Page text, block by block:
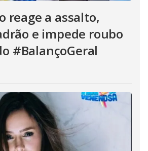
reage a assalto,
e impede roubo
#BalançoGeral